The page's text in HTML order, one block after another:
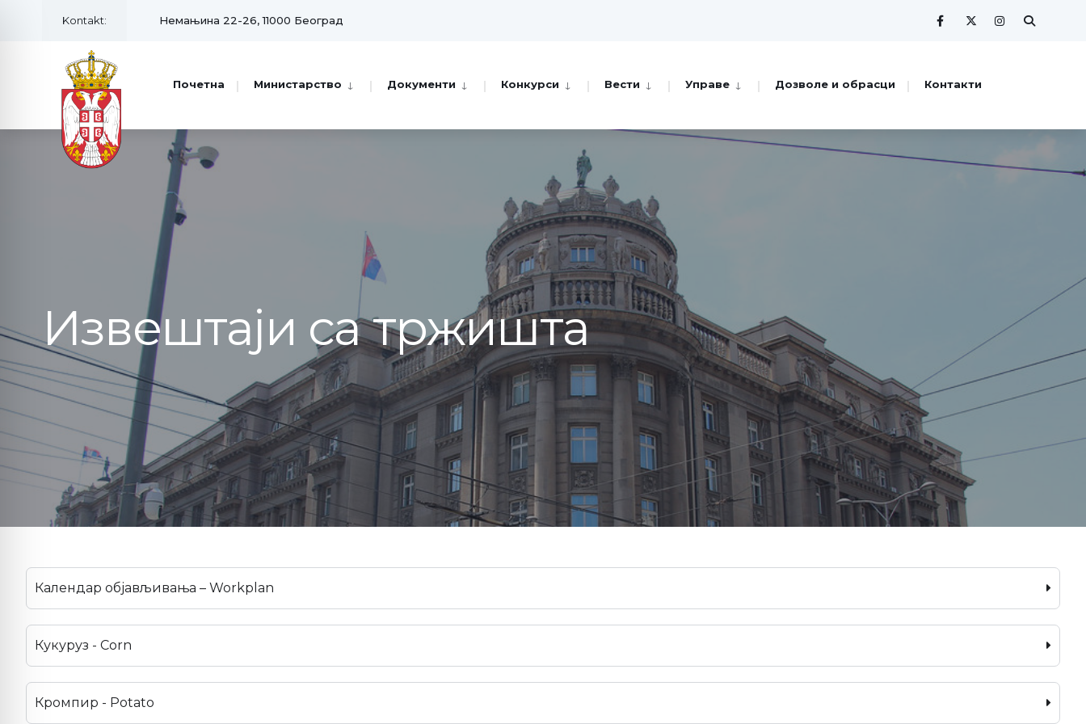
Kontakt: Немањина 22-26, 11000 Београд
Почетна Министарство Документи Конкурси Вести Управе Дозволе и обрасци Контакти
Извештаји са тржишта
Календар објављивања – Workplan
Кукуруз - Corn
Кромпир - Potato